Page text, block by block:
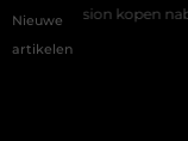
Nieuwe
artikelen
Occasion kopen nabij